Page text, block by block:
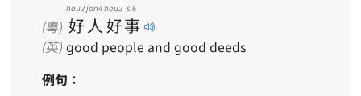
(粵) 好
hou2
人
jan4
好
hou2
事
si6
(英) good people and good deeds
例句：